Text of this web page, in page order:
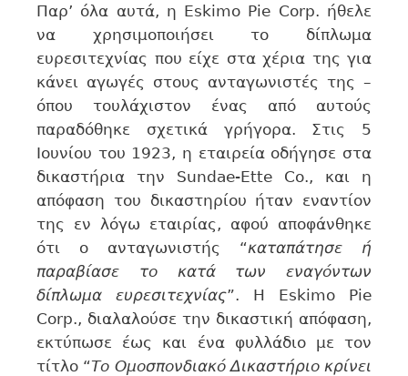
Παρ’ όλα αυτά, η Eskimo Pie Corp. ήθελε
να χρησιμοποιήσει το δίπλωμα
ευρεσιτεχνίας που είχε στα χέρια της για
κάνει αγωγές στους ανταγωνιστές της –
όπου τουλάχιστον ένας από αυτούς
παραδόθηκε σχετικά γρήγορα. Στις 5
Ιουνίου του 1923, η εταιρεία οδήγησε στα
δικαστήρια την Sundae-Ette Co., και η
απόφαση του δικαστηρίου ήταν εναντίον
της εν λόγω εταιρίας, αφού αποφάνθηκε
ότι ο ανταγωνιστής “καταπάτησε ή
παραβίασε το κατά των εναγόντων
δίπλωμα ευρεσιτεχνίας”. Η Eskimo Pie
Corp., διαλαλούσε την δικαστική απόφαση,
εκτύπωσε έως και ένα φυλλάδιο με τον
τίτλο “Το Ομοσπονδιακό Δικαστήριο κρίνει